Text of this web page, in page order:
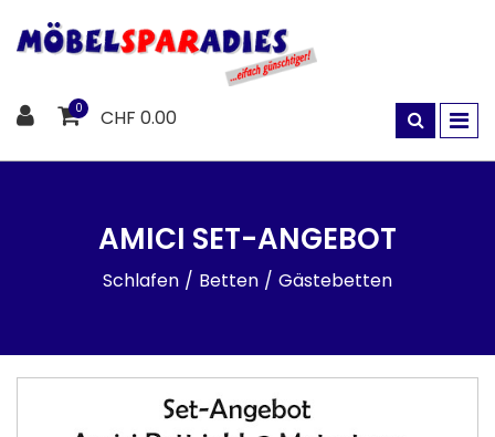
0 CHF 0.00
AMICI SET-ANGEBOT
Schlafen Betten Gästebetten